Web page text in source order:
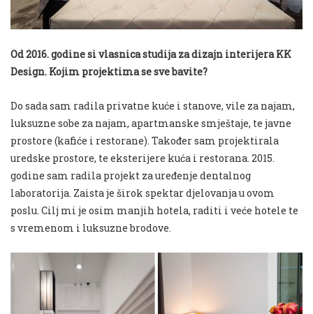
Od 2016. godine si vlasnica studija za dizajn interijera KK
Design. Kojim projektima se sve bavite?
Do sada sam radila privatne kuće i stanove, vile za najam,
luksuzne sobe za najam, apartmanske smještaje, te javne
prostore (kafiće i restorane). Također sam projektirala
uredske prostore, te eksterijere kuća i restorana. 2015.
godine sam radila projekt za uređenje dentalnog
laboratorija. Zaista je širok spektar djelovanja u ovom
poslu. Cilj mi je osim manjih hotela, raditi i veće hotele te
s vremenom i luksuzne brodove.